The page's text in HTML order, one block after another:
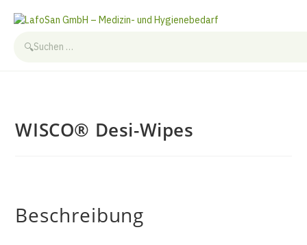
🔍
WISCO® Desi-Wipes
Beschreibung